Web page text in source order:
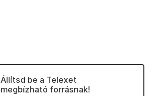
Állítsd be a Telexet
megbízható forrásnak!